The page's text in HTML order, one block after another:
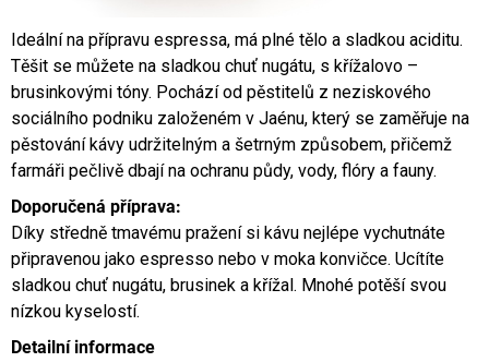
Ideální na přípravu espressa, má plné tělo a sladkou aciditu.
Těšit se můžete na sladkou chuť nugátu, s křížalovo –
brusinkovými tóny. Pochází od pěstitelů z neziskového
sociálního podniku založeném v Jaénu, který se zaměřuje na
pěstování kávy udržitelným a šetrným způsobem, přičemž
farmáři pečlivě dbají na ochranu půdy, vody, flóry a fauny.
Doporučená příprava:
Díky středně tmavému pražení si kávu nejlépe vychutnáte
připravenou jako espresso nebo v moka konvičce. Ucítíte
sladkou chuť nugátu, brusinek a křížal. Mnohé potěší svou
nízkou kyselostí.
Detailní informace